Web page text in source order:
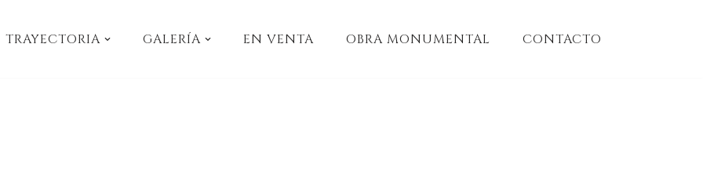
TRAYECTORIA GALERÍA EN VENTA OBRA MONUMENTAL CONTACTO